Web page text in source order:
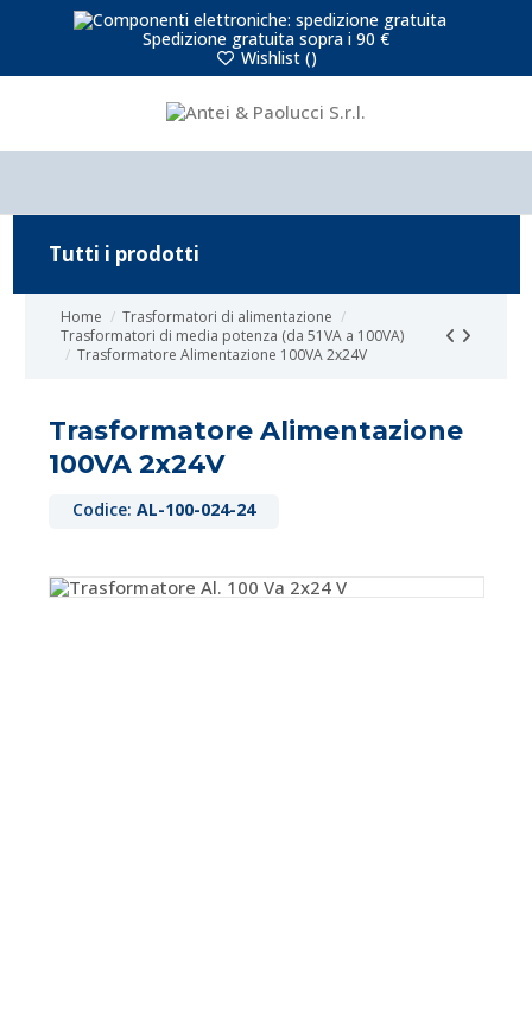
Spedizione gratuita sopra i 90 €
Wishlist ()
Home
Trasformatori di alimentazione
Trasformatori di media potenza (da 51VA a 100VA)
Trasformatore Alimentazione 100VA 2x24V
Trasformatore Alimentazione
100VA 2x24V
Codice: AL-100-024-24
Tutti i prodotti